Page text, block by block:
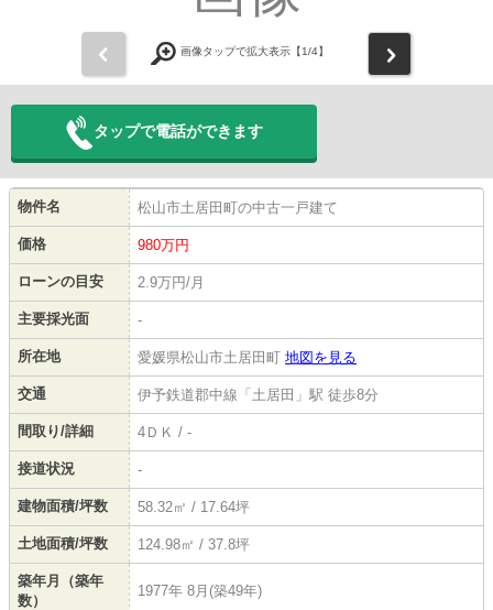
画像タップで拡大表示【1/4】
タップで電話ができます
物件名 松山市土居田町の中古一戸建て
価格 980万円
ローンの目安 2.9万円/月
主要採光面 -
所在地 愛媛県松山市土居田町 地図を見る
交通 伊予鉄道郡中線「土居田」駅 徒歩8分
間取り/詳細 4ＤＫ / -
接道状況 -
建物面積/坪数 58.32㎡ / 17.64坪
土地面積/坪数 124.98㎡ / 37.8坪
築年月（築年
数）
1977年 8月(築49年)